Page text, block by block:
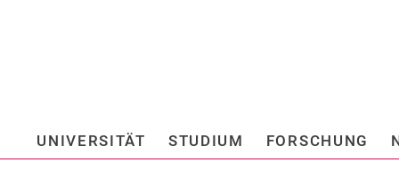
Springe direkt zu:
UNIVERSITÄT STUDIUM FORSCHUNG